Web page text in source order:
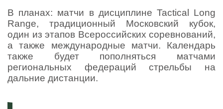
В планах: матчи в дисциплине Tactical Long
Range, традиционный Московский кубок,
один из этапов Всероссийских соревнований,
а также международные матчи. Календарь
также будет пополняться матчами
региональных федераций стрельбы на
дальние дистанции.